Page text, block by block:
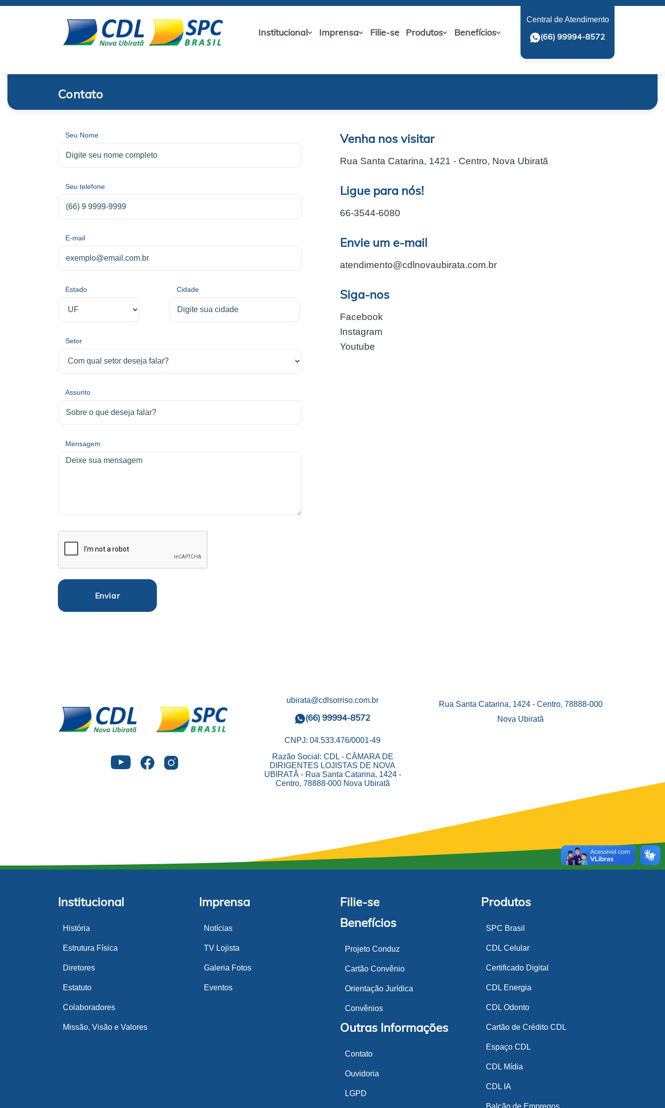
Institucional Imprensa Filie-se Produtos Benefícios
Central de Atendimento
(66) 99994-8572
Contato
Venha nos visitar
Rua Santa Catarina, 1421 - Centro, Nova Ubiratã
Ligue para nós!
66-3544-6080
Envie um e-mail
atendimento@cdlnovaubirata.com.br
Siga-nos
Facebook
Instagram
Youtube
Seu Nome
Seu telefone
E-mail
Estado Cidade
Setor
Assunto
Mensagem
Enviar
ubirata@cdlsorriso.com.br
(66) 99994-8572
CNPJ: 04.533.476/0001-49
Razão Social: CDL - CÂMARA DE
DIRIGENTES LOJISTAS DE NOVA
UBIRATÃ - Rua Santa Catarina, 1424 -
Centro, 78888-000 Nova Ubiratã
Rua Santa Catarina, 1424 - Centro, 78888-000
Nova Ubiratã
Institucional
História
Estrutura Física
Diretores
Estatuto
Colaboradores
Missão, Visão e Valores
Imprensa
Notícias
TV Lojista
Galeria Fotos
Eventos
Filie-se
Benefícios
Projeto Conduz
Cartão Convênio
Orientação Jurídica
Convênios
Outras Informações
Contato
Ouvidoria
LGPD
Produtos
SPC Brasil
CDL Celular
Certificado Digital
CDL Energia
CDL Odonto
Cartão de Crédito CDL
Espaço CDL
CDL Mídia
CDL IA
Balcão de Empregos